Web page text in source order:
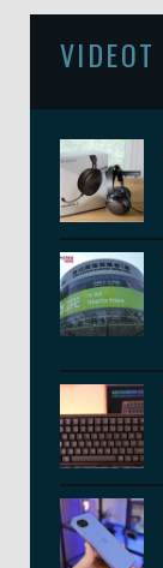
VIDEOT